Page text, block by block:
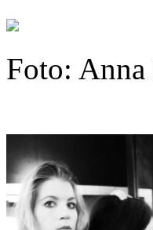
Foto: Anna